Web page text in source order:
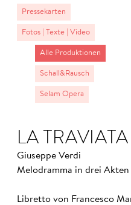
Pressekarten
Fotos | Texte | Video
Alle Produktionen
Schall&Rausch
Selam Opera
LA TRAVIATA
Giuseppe Verdi
Melodramma in drei
Libretto von Francesco